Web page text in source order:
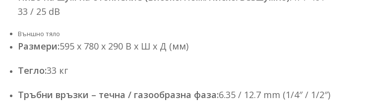
33 / 25 dB
Външно тяло
Размери:595 x 780 x 290 В x Ш x Д (мм)
Тегло:33 кг
Тръбни връзки – течна / газообразна фаза:6.35 / 12.7 mm (1/4″ / 1/2″)